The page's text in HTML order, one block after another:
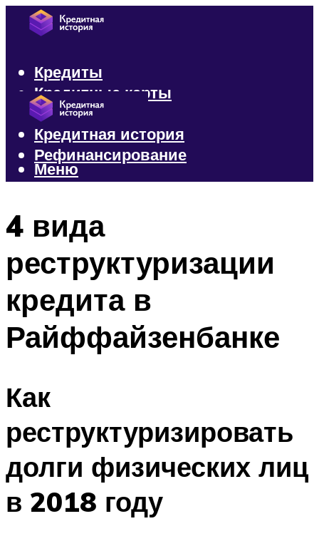
Кредиты
Кредитные карты
Микрозаймы
Кредитная история
Рефинансирование
Меню
4 вида
реструктуризации
кредита в
Райффайзенбанке
Как
реструктуризировать
долги физических лиц
в 2018 году